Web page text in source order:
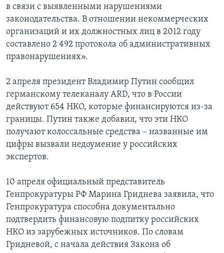
в связи с выявленными нарушениями
законодательства. В отношении некоммерческих
организаций и их должностных лиц в 2012 году
составлено 2 492 протокола об административных
правонарушениях».
2 апреля президент Владимир Путин сообщил
германскому телеканалу ARD, что в России
действуют 654 НКО, которые финансируются из-за
границы. Путин также добавил, что эти НКО
получают колоссальные средства – названные им
цифры вызвали недоумение у российских
экспертов.
10 апреля официальный представитель
Генпрокуратуры РФ Марина Гриднева заявила, что
Генпрокуратура способна документально
подтвердить финансовую подпитку российских
НКО из зарубежных источников. По словам
Гридневой, с начала действия Закона об